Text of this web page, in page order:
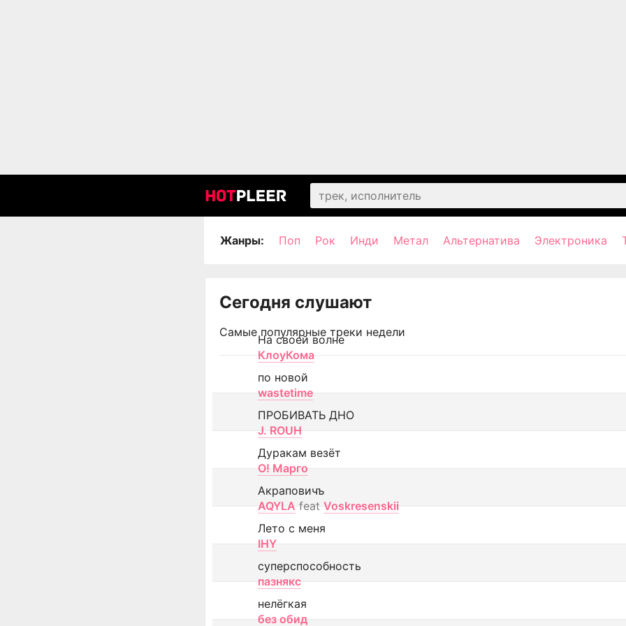
Жанры: Поп Рок Инди Метал Альтернатива Электроника
Сегодня слушают
Самые популярные треки недели
На своей волне
КлоуКома
по новой
wastetime
ПРОБИВАТЬ ДНО
J. ROUH
Дуракам везёт
О! Марго
Акраповичъ
AQYLA feat Voskresenskii
Лето с меня
IHY
суперспособность
пазнякс
нелёгкая
без обид